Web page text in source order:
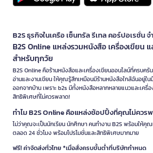
B2S ธุรกิจในเครือ เซ็นทรัล รีเทล คอร์ปอเรชั่น
B2S Online แหล่งรวมหนังสือ เครื่องเขียน
สำหรับทุกวัย
B2S Online คือร้านหนังสือและเครื่องเขียนออนไลน์ที่ครบครั
อ่านและงานเขียน ให้คุณรู้สึกเหมือนมีร้านหนังสือใกล้ฉันอยู่ใ
ออกจากบ้าน เพราะ b2s มีทั้งหนังสือหลากหลายแนวและเค
สิทธิพิเศษที่ไม่ควรพลาด!
ทำไม B2S Online คือแหล่งช้อปปิ้งที่คุณไม่ควร
ไม่ว่าคุณจะเป็นนักเรียน นักศึกษา คนทำงาน B2S พร้อมให้
ตลอด 24 ชั่วโมง พร้อมโปรโมชั่นและสิทธิพิเศษมากมาย
ฟรี! ค่าจัดส่งทั่วไทย *เมื่อสั่งครบขั้นต่ำที่บริษัทกำหนด